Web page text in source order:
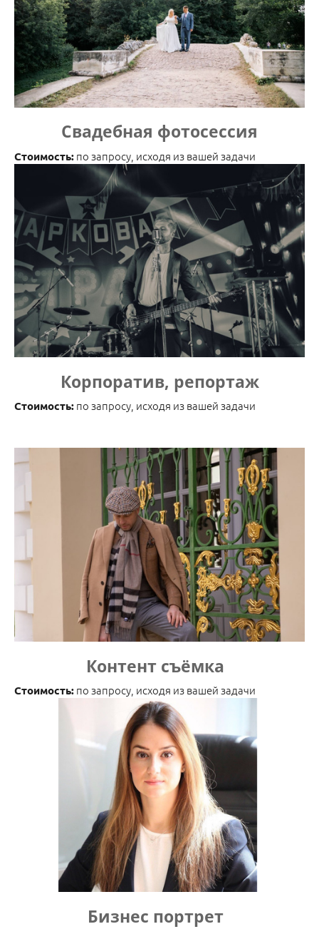
Свадебная фотосессия
Стоимость: по запросу, исходя из вашей задачи
Корпоратив, репортаж
Стоимость: по запросу, исходя из вашей задачи
Контент съёмка
Стоимость: по запросу, исходя из вашей задачи
Бизнес портрет